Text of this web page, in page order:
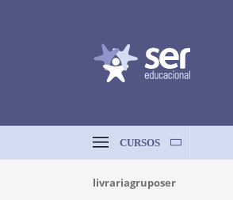
CURSOS
livrariagruposer